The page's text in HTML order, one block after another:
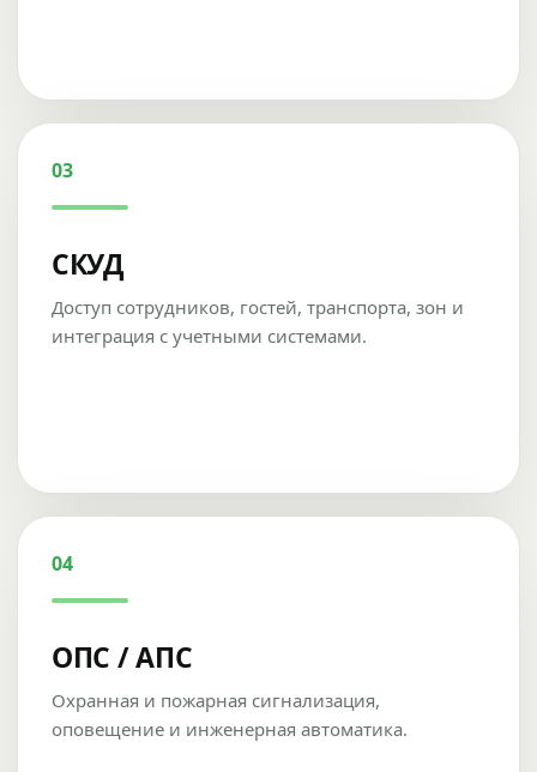
03
СКУД
Доступ сотрудников, гостей, транспорта, зон и
интеграция с учетными системами.
04
ОПС / АПС
Охранная и пожарная сигнализация,
оповещение и инженерная автоматика.